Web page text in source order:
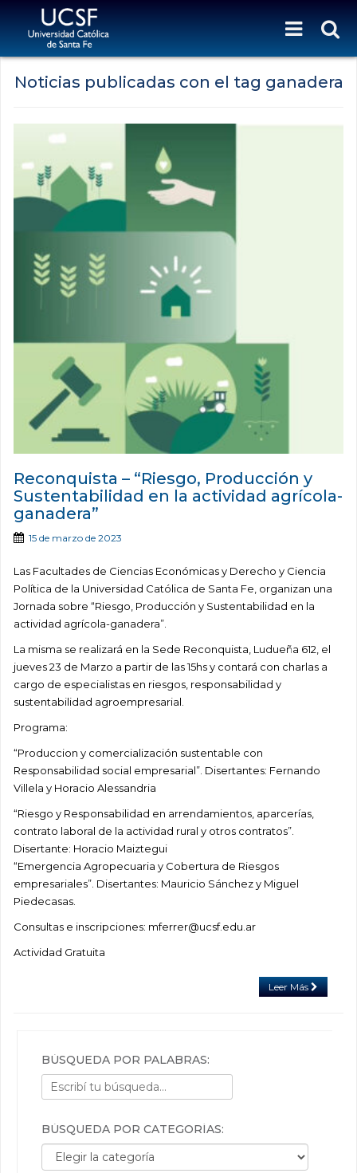
Noticias publicadas con el tag ganadera
Reconquista – “Riesgo, Producción y
Sustentabilidad en la actividad agrícola-
ganadera”
15 de marzo de 2023
Las Facultades de Ciencias Económicas y Derecho y Ciencia
Política de la Universidad Católica de Santa Fe, organizan una
Jornada sobre “Riesgo, Producción y Sustentabilidad en la
actividad agrícola-ganadera”.
La misma se realizará en la Sede Reconquista, Ludueña 612, el
jueves 23 de Marzo a partir de las 15hs y contará con charlas a
cargo de especialistas en riesgos, responsabilidad y
sustentabilidad agroempresarial.
Programa:
“Produccion y comercialización sustentable con
Responsabilidad social empresarial”. Disertantes: Fernando
Villela y Horacio Alessandria
“Riesgo y Responsabilidad en arrendamientos, aparcerías,
contrato laboral de la actividad rural y otros contratos”.
Disertante: Horacio Maiztegui
“Emergencia Agropecuaria y Cobertura de Riesgos
empresariales”. Disertantes: Mauricio Sánchez y Miguel
Piedecasas.
Consultas e inscripciones: mferrer@ucsf.edu.ar
Actividad Gratuita
Leer Más
BÚSQUEDA POR PALABRAS:
BÚSQUEDA POR CATEGORÍAS:
Búsqueda por categorías: